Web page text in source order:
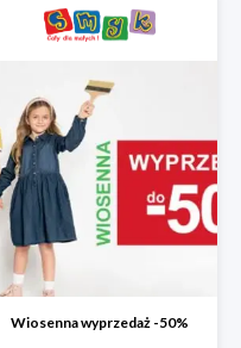
Wiosenna wyprzedaż -50%